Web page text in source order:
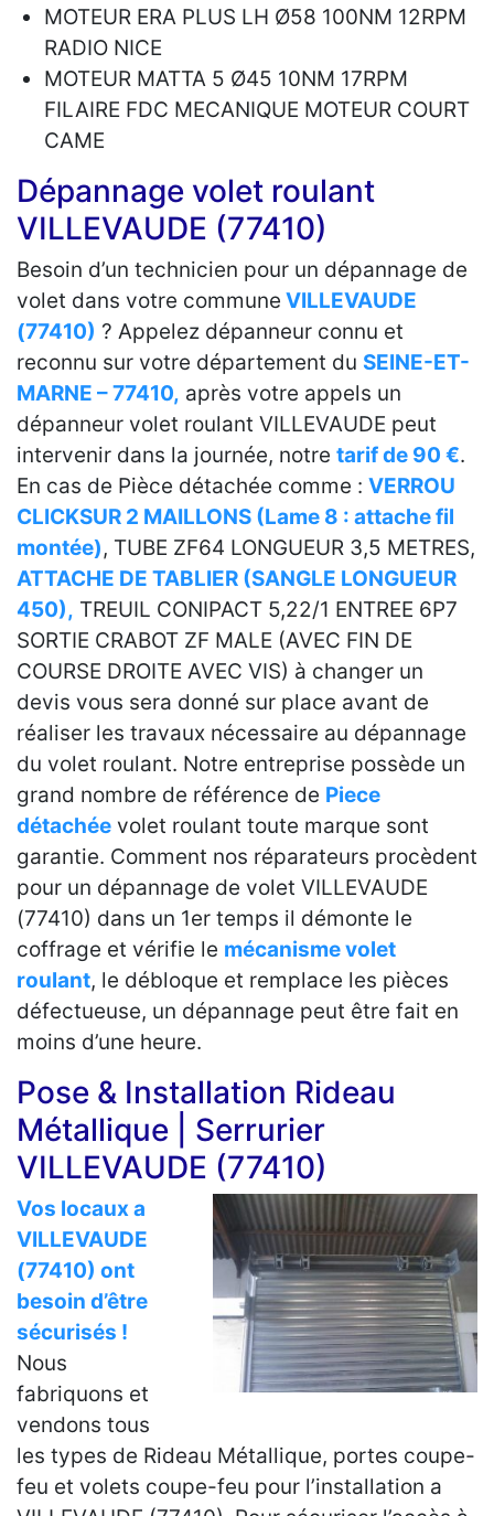
MOTEUR ERA PLUS LH Ø58 100NM 12RPM
RADIO NICE
MOTEUR MATTA 5 Ø45 10NM 17RPM
FILAIRE FDC MECANIQUE MOTEUR COURT
CAME
Dépannage volet roulant
VILLEVAUDE (77410)
Besoin d’un technicien pour un dépannage de
volet dans votre commune VILLEVAUDE
(77410) ? Appelez dépanneur connu et
reconnu sur votre département du SEINE-ET-
MARNE – 77410, après votre appels un
dépanneur volet roulant VILLEVAUDE peut
intervenir dans la journée, notre tarif de 90 €.
En cas de Pièce détachée comme : VERROU
CLICKSUR 2 MAILLONS (Lame 8 : attache fil
montée), TUBE ZF64 LONGUEUR 3,5 METRES,
ATTACHE DE TABLIER (SANGLE LONGUEUR
450), TREUIL CONIPACT 5,22/1 ENTREE 6P7
SORTIE CRABOT ZF MALE (AVEC FIN DE
COURSE DROITE AVEC VIS) à changer un
devis vous sera donné sur place avant de
réaliser les travaux nécessaire au dépannage
du volet roulant. Notre entreprise possède un
grand nombre de référence de Piece
détachée volet roulant toute marque sont
garantie. Comment nos réparateurs procèdent
pour un dépannage de volet VILLEVAUDE
(77410) dans un 1er temps il démonte le
coffrage et vérifie le mécanisme volet
roulant, le débloque et remplace les pièces
défectueuse, un dépannage peut être fait en
moins d’une heure.
Pose & Installation Rideau
Métallique | Serrurier
VILLEVAUDE (77410)
Vos locaux a
VILLEVAUDE
(77410) ont
besoin d’être
sécurisés !
Nous
fabriquons et
vendons tous
les types de Rideau Métallique, portes coupe-
feu et volets coupe-feu pour l’installation a